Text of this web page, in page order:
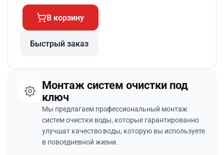
В корзину
Быстрый заказ
Монтаж систем очистки под
ключ
Мы предлагаем профессиональный монтаж
систем очистки воды, которые гарантированно
улучшат качество воды, которую вы используете
в повседневной жизни.